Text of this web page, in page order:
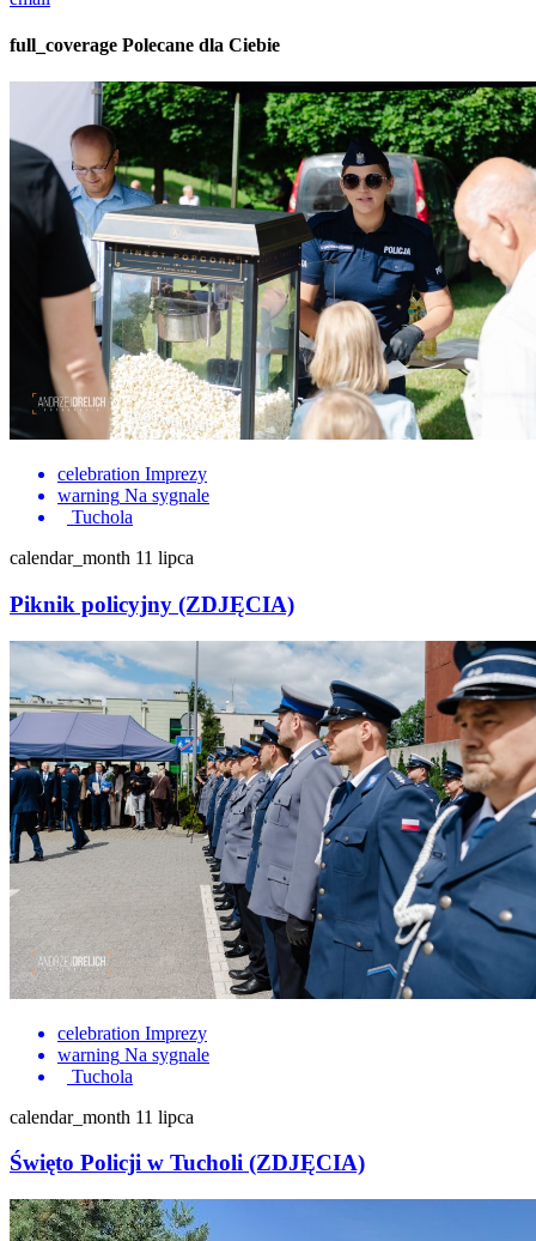
full_coverage Polecane dla Ciebie
celebration Imprezy
warning Na sygnale
Tuchola
calendar_month 11 lipca
Piknik policyjny (ZDJĘCIA)
celebration Imprezy
warning Na sygnale
Tuchola
calendar_month 11 lipca
Święto Policji w Tucholi (ZDJĘCIA)